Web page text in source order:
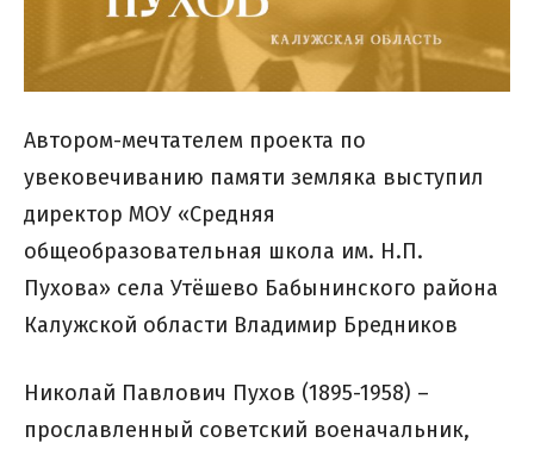
Автором-мечтателем проекта по
увековечиванию памяти земляка выступил
директор МОУ «Средняя
общеобразовательная школа им. Н.П.
Пухова» села Утёшево Бабынинского района
Калужской области Владимир Бредников
Николай Павлович Пухов (1895-1958) –
прославленный советский военачальник,